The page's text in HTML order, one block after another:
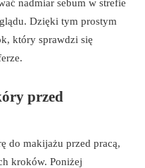
nadmiar sebum w strefie
Dzięki tym prostym
który sprawdzi się
przed
do makijażu przed pracą,
kroków. Poniżej